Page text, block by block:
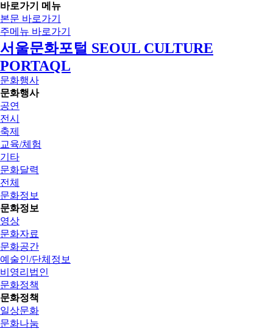
바로가기 메뉴
본문 바로가기
주메뉴 바로가기
서울문화포털 SEOUL CULTURE
PORTAQL
문화행사
문화행사
공연
전시
축제
교육/체험
기타
문화달력
전체
문화정보
문화정보
영상
문화자료
문화공간
예술인/단체정보
비영리법인
문화정책
문화정책
일상문화
문화나눔